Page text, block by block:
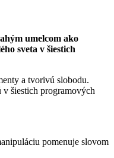
umelcom ako
sveta v šiestich
a tvorivú slobodu.
šiestich programových
pomenuje slovom